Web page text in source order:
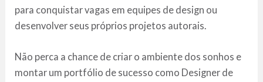
para conquistar vagas em equipes de design ou
desenvolver seus próprios projetos autorais.
Não perca a chance de criar o ambiente dos sonhos e
montar um portfólio de sucesso como Designer de